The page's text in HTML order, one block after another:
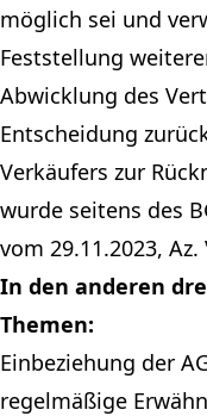
möglich sei und
Feststellung
Abwicklung des
Entscheidung
Verkäufers zur
wurde seitens des
vom 29.11.2023, Az.
In den anderen
Themen:
Einbeziehung der
regelmäßige